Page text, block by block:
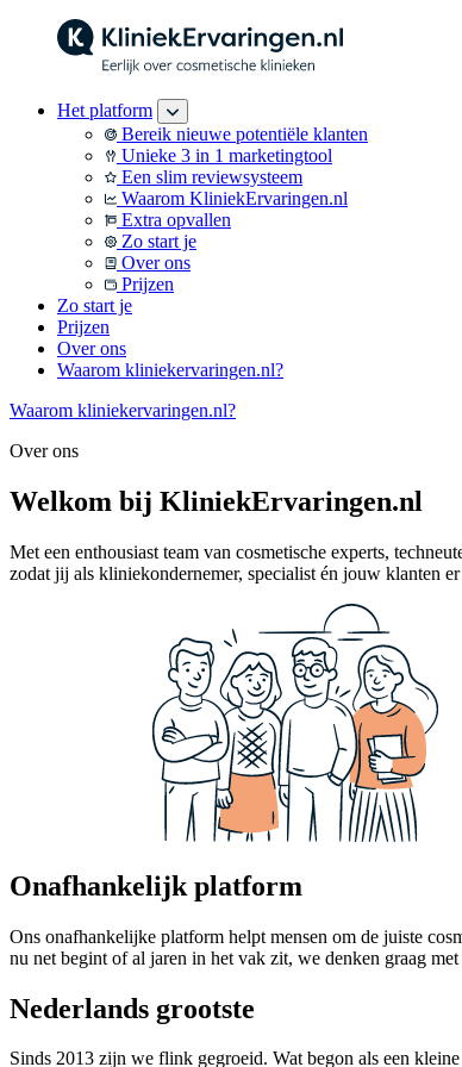
Het platform
Bereik nieuwe potentiële klanten
Unieke 3 in 1 marketingtool
Een slim reviewsysteem
Waarom KliniekErvaringen.nl
Extra opvallen
Zo start je
Over ons
Prijzen
Zo start je
Prijzen
Over ons
Waarom kliniekervaringen.nl?
Waarom kliniekervaringen.nl?
Over ons
Welkom bij KliniekErvaringen.nl
Met een enthousiast team van cosmetische experts,
zodat jij als kliniekondernemer, specialist én jouw klanten
Onafhankelijk platform
Ons onafhankelijke platform helpt mensen om de juiste
nu net begint of al jaren in het vak zit, we denken graag
Nederlands grootste
Sinds 2013 zijn we flink gegroeid. Wat begon als een